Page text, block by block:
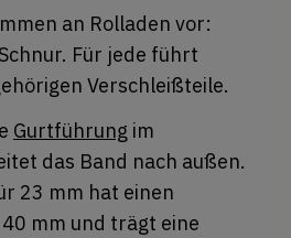
an Rolladen vor:
Für jede führt
Verschleißteile.
Gurtführung im
das Band nach außen.
23 mm hat einen
mm und trägt eine